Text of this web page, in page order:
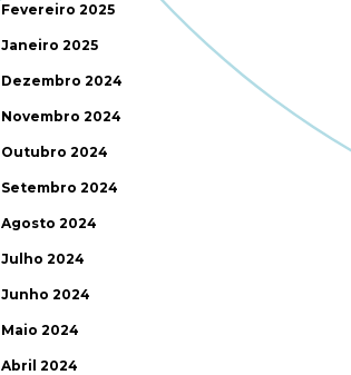
Fevereiro 2025
Janeiro 2025
Dezembro 2024
Novembro 2024
Outubro 2024
Setembro 2024
Agosto 2024
Julho 2024
Junho 2024
Maio 2024
Abril 2024